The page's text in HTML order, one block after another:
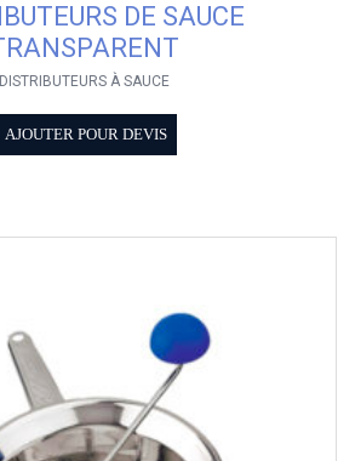
DE SAUCE
DISTRIBUTEURS À SAUCE
AJOUTER POUR DEVIS